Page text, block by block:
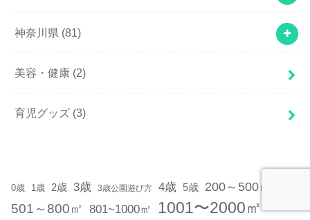
神奈川県 (81)
美容・健康 (2)
育児グッズ (3)
0歳 1歳 2歳 3歳 3歳公園遊び方 4歳 5歳 200～500㎡
501～800㎡ 801~1000㎡ 1001〜2000㎡